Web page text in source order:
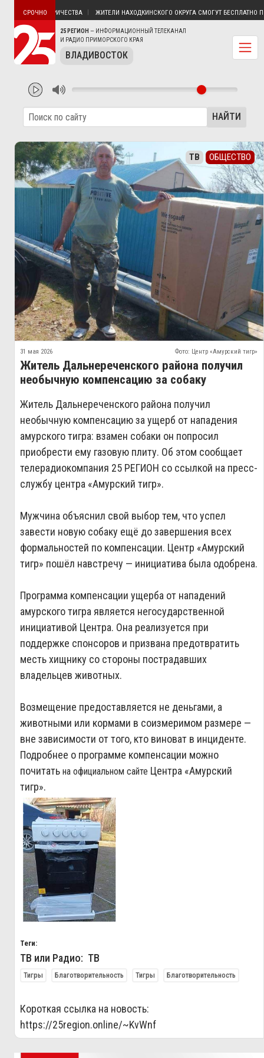
25 РЕГИОН — ИНФОРМАЦИОННЫЙ ТЕЛЕКАНАЛ
И РАДИО ПРИМОРСКОГО КРАЯ
ВЛАДИВОСТОК
СРОЧНО
БЕЗ ЭЛЕКТРИЧЕСТВА ЖИТЕЛИ НАХОДКИНСКОГО ОКРУГА СМОГУТ БЕСПЛАТНО
НАЙТИ
ТВ ОБЩЕСТВО
31 мая 2026 Фото: Центр «Амурский тигр»
Житель Дальнереченского района получил
необычную компенсацию за собаку
Житель Дальнереченского района получил
необычную компенсацию за ущерб от нападения
амурского тигра: взамен собаки он попросил
приобрести ему газовую плиту. Об этом сообщает
телерадиокомпания 25 РЕГИОН со ссылкой на пресс-
службу центра «Амурский тигр».
Мужчина объяснил свой выбор тем, что успел
завести новую собаку ещё до завершения всех
формальностей по компенсации. Центр «Амурский
тигр» пошёл навстречу — инициатива была одобрена.
Программа компенсации ущерба от нападений
амурского тигра является негосударственной
инициативой Центра. Она реализуется при
поддержке спонсоров и призвана предотвратить
месть хищнику со стороны пострадавших
владельцев животных.
Возмещение предоставляется не деньгами, а
животными или кормами в соизмеримом размере —
вне зависимости от того, кто виноват в инциденте.
Подробнее о программе компенсации можно
почитатьна официальном сайте Центра «Амурский
тигр».
Теги:
ТВ или Радио: ТВ
Тигры Благотворительность Тигры Благотворительность
Короткая ссылка на новость:
https://25region.online/~KvWnf